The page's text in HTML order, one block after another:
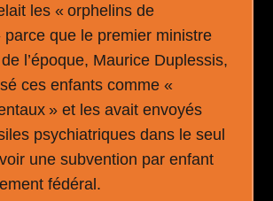
les « orphelins de
parce que le premier ministre
l’époque, Maurice Duplessis,
ces enfants comme «
» et les avait envoyés
psychiatriques dans le seul
une subvention par enfant
fédéral.